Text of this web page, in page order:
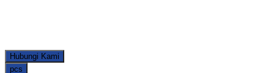
Hubungi Kami
pcs